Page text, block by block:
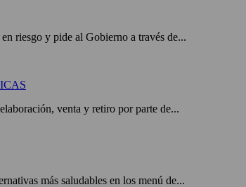
riesgo y pide al Gobierno a través de...
venta y retiro por parte de...
más saludables en los menú de...